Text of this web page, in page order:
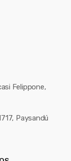
Felippone,
Paysandú